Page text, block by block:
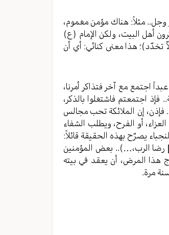
عز وجل.. مثلاً: هناك مؤمن مغموم،
أهل البيت، ولكن الإمام (ع)
تخدّد)؛ هذا معنى كنائي: أي أن
اجتمع مع آخر فتذاكر أمرنا،
فإذ اجتمعتم فاشتغلوا بالذكر،
فإذن، إن الملائكة تحب مجالس
أو الفرح، ويطلب الشفاء
يصرّح بهذه الحقيقة قائلاً:
رضا الرب،…).. بعض المؤمنين
هذا المرض، أن يعقد في بيته
مرة.